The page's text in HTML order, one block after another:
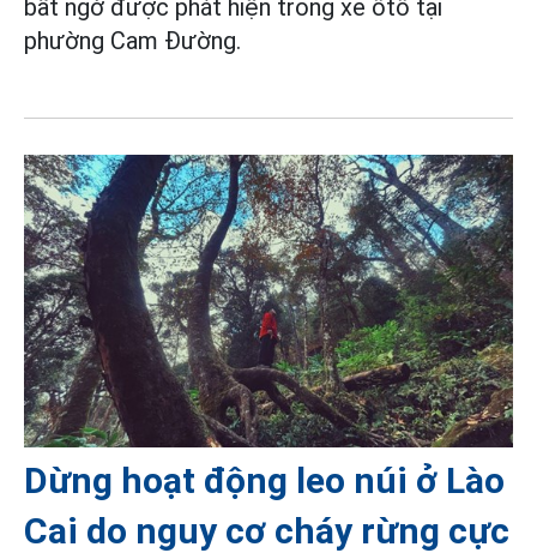
bất ngờ được phát hiện trong xe ôtô tại
phường Cam Đường.
Dừng hoạt động leo núi ở Lào
Cai do nguy cơ cháy rừng cực